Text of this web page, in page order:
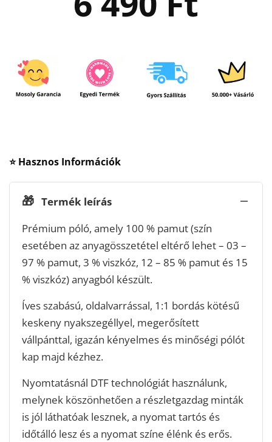
⭐ Hasznos Információk
🎁 Termék leírás
Prémium póló, amely 100 % pamut (szín
esetében az anyagösszetétel eltérő lehet – 03 –
97 % pamut, 3 % viszkóz, 12 – 85 % pamut és 15
% viszkóz) anyagból készült.
Íves szabású, oldalvarrással, 1:1 bordás kötésű
keskeny nyakszegéllyel, megerősített
vállpánttal, igazán kényelmes és minőségi pólót
kap majd kézhez.
Nyomtatásnál DTF technológiát használunk,
melynek köszönhetően a részletgazdag minták
is jól láthatóak lesznek, a nyomat tartós és
időtálló lesz és a nyomat színe élénk és erős.